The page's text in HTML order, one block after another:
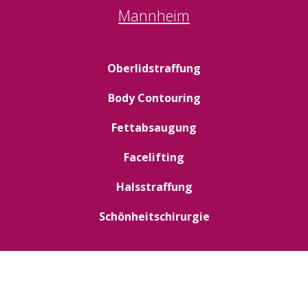
Mannheim
Oberlidstraffung
Body Contouring
Fettabsaugung
Facelifting
Halsstraffung
Schönheitschirurgie